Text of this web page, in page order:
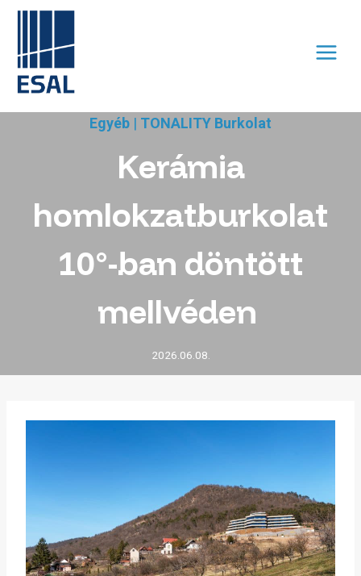
Skip
content
Egyéb | TONALITY Burkolat
Kerámia
homlokzatburkolat
10°-ban döntött
mellvéden
2026.06.08.